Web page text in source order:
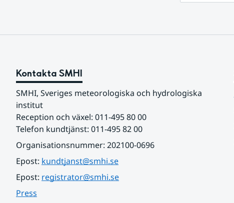
Kontakta SMHI
SMHI, Sveriges meteorologiska och hydrologiska
institut
Reception och växel: 011-495 80 00
Telefon kundtjänst: 011-495 82 00
Organisationsnummer: 202100-0696
Epost: kundtjanst@smhi.se
Epost: registrator@smhi.se
Press